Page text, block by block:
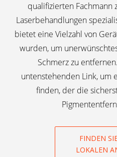
qualifizierten Fachmann
Laserbehandlungen
bietet eine Vielzahl von
wurden, um
Schmerz zu
untenstehenden Link, um
finden, der die
FINDEN
LOKALEN